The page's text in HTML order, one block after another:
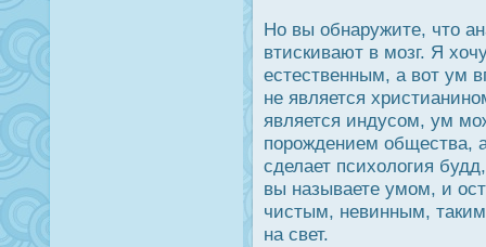
Но вы обнаружите, что
втискивают в мозг. Я
естественным, а вот ум
не является
является индусом, ум
порοждением общества,
сделает психология
вы называете умом, и
чистым, невинным,
на свет.